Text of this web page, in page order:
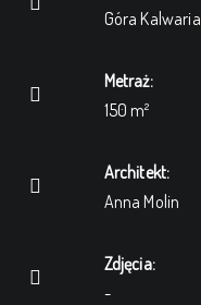
Góra Kalwaria
Metraż:
150 m²
Architekt:
Anna Molin
Zdjęcia:
-